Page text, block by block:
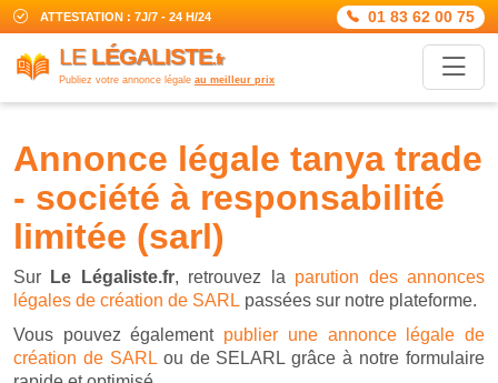
ATTESTATION : 7J/7 - 24 H/24 01 83 62 00 75
LE LÉGALISTE.fr
Publiez votre annonce légale au meilleur prix
annonce légale tanya trade
- société à responsabilité
limitée (sarl)
Sur Le Légaliste.fr, retrouvez la parution des annonces
légales de création de SARL passées sur notre plateforme.
Vous pouvez également publier une annonce légale de
création de SARLou de SELARL grâce à notre formulaire